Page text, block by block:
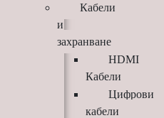
Кабели
и
захранване
HDMI
Кабели
Цифрови
кабели